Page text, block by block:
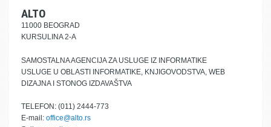
ALTO
11000 BEOGRAD
KURSULINA 2-A
SAMOSTALNA AGENCIJA ZA USLUGE IZ INFORMATIKE
USLUGE U OBLASTI INFORMATIKE, KNJIGOVODSTVA, WEB
DIZAJNA I STONOG IZDAVAŠTVA
TELEFON: (011) 2444-773
E-mail: office@alto.rs